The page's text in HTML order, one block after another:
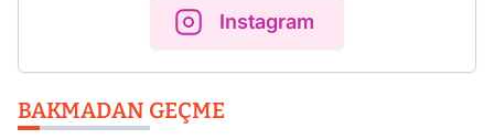
Instagram
BAKMADAN GEÇME